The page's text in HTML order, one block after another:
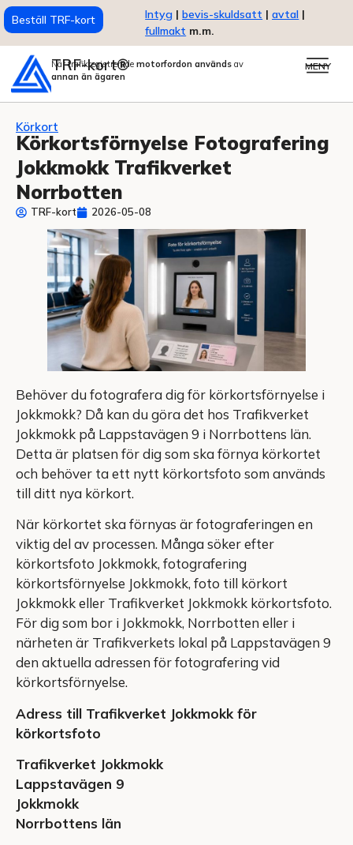
Beställ TRF-kort Intyg | bevis-skuldsatt | avtal |
fullmakt m.m.
TRF-kort®
När trafikregistrerade motorfordon används av
annan än ägaren
MENY
Körkort
Körkortsförnyelse Fotografering
Jokkmokk Trafikverket
Norrbotten
TRF-kort 2026-05-08
Behöver du fotografera dig för körkortsförnyelse i
Jokkmokk? Då kan du göra det hos Trafikverket
Jokkmokk på Lappstavägen 9 i Norrbottens län.
Detta är platsen för dig som ska förnya körkortet
och behöver ta ett nytt körkortsfoto som används
till ditt nya körkort.
När körkortet ska förnyas är fotograferingen en
viktig del av processen. Många söker efter
körkortsfoto Jokkmokk, fotografering
körkortsförnyelse Jokkmokk, foto till körkort
Jokkmokk eller Trafikverket Jokkmokk körkortsfoto.
För dig som bor i Jokkmokk, Norrbotten eller i
närheten är Trafikverkets lokal på Lappstavägen 9
den aktuella adressen för fotografering vid
körkortsförnyelse.
Adress till Trafikverket Jokkmokk för
körkortsfoto
Trafikverket Jokkmokk
Lappstavägen 9
Jokkmokk
Norrbottens län